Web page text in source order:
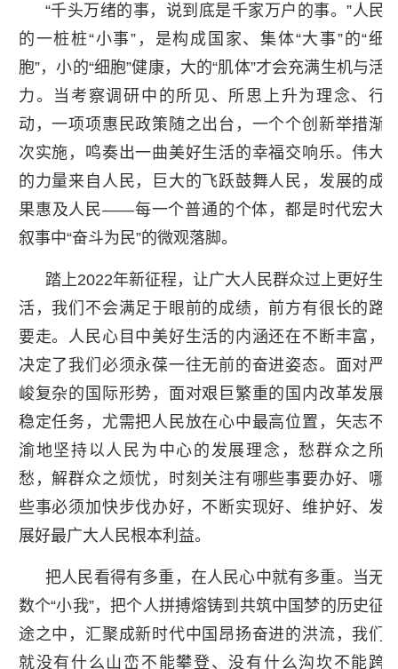
“千头万绪的事，说到底是千家万户的事。”人民
的一桩桩“小事”，是构成国家、集体“大事”的“细
胞”，小的“细胞”健康，大的“肌体”才会充满生机与活
力。当考察调研中的所见、所思上升为理念、行
动，一项项惠民政策随之出台，一个个创新举措渐
次实施，鸣奏出一曲美好生活的幸福交响乐。伟大
的力量来自人民，巨大的飞跃鼓舞人民，发展的成
果惠及人民——每一个普通的个体，都是时代宏大
叙事中“奋斗为民”的微观落脚。
踏上2022年新征程，让广大人民群众过上更好生
活，我们不会满足于眼前的成绩，前方有很长的路
要走。人民心目中美好生活的内涵还在不断丰富，
决定了我们必须永葆一往无前的奋进姿态。面对严
峻复杂的国际形势，面对艰巨繁重的国内改革发展
稳定任务，尤需把人民放在心中最高位置，矢志不
渝地坚持以人民为中心的发展理念，愁群众之所
愁，解群众之烦忧，时刻关注有哪些事要办好、哪
些事必须加快步伐办好，不断实现好、维护好、发
展好最广大人民根本利益。
把人民看得有多重，在人民心中就有多重。当无
数个“小我”，把个人拼搏熔铸到共筑中国梦的历史征
途之中，汇聚成新时代中国昂扬奋进的洪流，我们
就没有什么山峦不能攀登、没有什么沟坎不能跨